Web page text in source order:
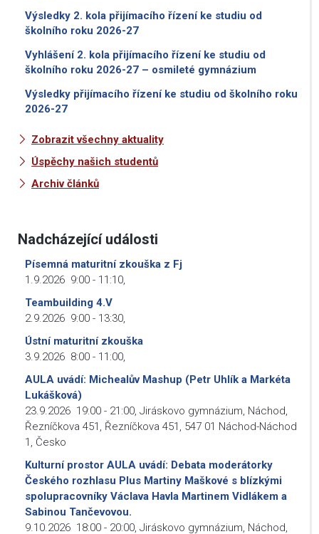
Výsledky 2. kola přijímacího řízení ke studiu od
školního roku 2026-27
Vyhlášení 2. kola přijímacího řízení ke studiu od
školního roku 2026-27 – osmileté gymnázium
Výsledky přijímacího řízení ke studiu od školního roku
2026-27
Zobrazit všechny aktuality
Úspěchy našich studentů
Archiv článků
Nadcházející události
Písemná maturitní zkouška z Fj
1.9.2026 9:00 - 11:10,
Teambuilding 4.V
2.9.2026 9:00 - 13:30,
Ústní maturitní zkouška
3.9.2026 8:00 - 11:00,
AULA uvádí: Michealův Mashup (Petr Uhlík a Markéta
Lukášková)
23.9.2026 19:00 - 21:00, Jiráskovo gymnázium, Náchod,
Řezníčkova 451, Řezníčkova 451, 547 01 Náchod-Náchod
1, Česko
Kulturní prostor AULA uvádí: Debata moderátorky
Českého rozhlasu Plus Martiny Maškové s blízkými
spolupracovníky Václava Havla Martinem Vidlákem a
Sabinou Tančevovou.
9.10.2026 18:00 - 20:00, Jiráskovo gymnázium, Náchod,